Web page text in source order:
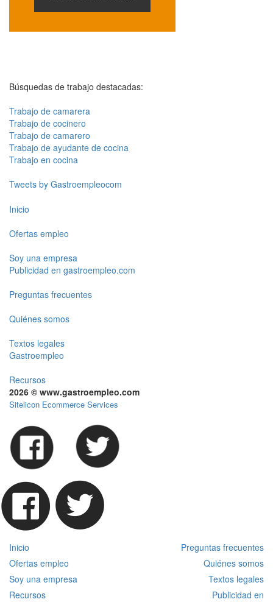
Búsquedas de trabajo destacadas:
Trabajo de camarera
Trabajo de cocinero
Trabajo de camarero
Trabajo de ayudante de cocina
Trabajo en cocina
Tweets by Gastroempleocom
Inicio
Ofertas empleo
Soy una empresa
Publicidad en gastroempleo.com
Preguntas frecuentes
Quiénes somos
Textos legales
Gastroempleo
Recursos
2026 © www.gastroempleo.com
Sitelicon Ecommerce Services
Inicio
Preguntas frecuentes
Ofertas empleo
Quiénes somos
Soy una empresa
Textos legales
Recursos
Publicidad en